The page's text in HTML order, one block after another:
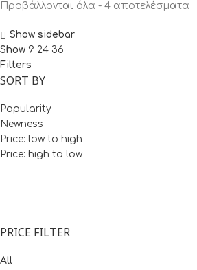
Προβάλλονται όλα - 4 αποτελέσματα
Show sidebar
Show 9 24 36
Filters
SORT BY
Popularity
Newness
Price: low to high
Price: high to low
PRICE FILTER
All